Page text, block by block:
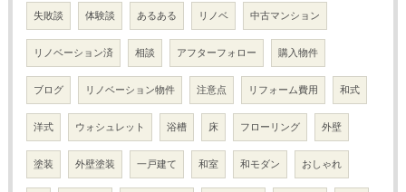
失敗談 体験談 あるある リノベ 中古マンション
リノベーション済 相談 アフターフォロー 購入物件
ブログ リノベーション物件 注意点 リフォーム費用 和式
洋式 ウォシュレット 浴槽 床 フローリング 外壁
塗装 外壁塗装 一戸建て 和室 和モダン おしゃれ